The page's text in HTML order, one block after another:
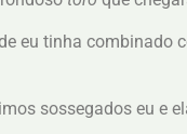
eu tinha combinado
sossegados eu e